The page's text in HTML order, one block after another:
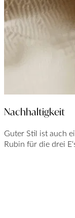
Nachhaltigkeit
Guter Stil ist auch
Rubin für die drei